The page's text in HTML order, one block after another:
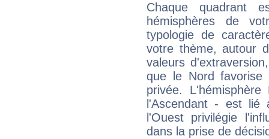
Chaque quadrant
hémisphères de
typologie de
votre thème, autour
valeurs
que le Nord favorise
privée.
l'Ascendant - est
l'Ouest privilégie
dans la prise de